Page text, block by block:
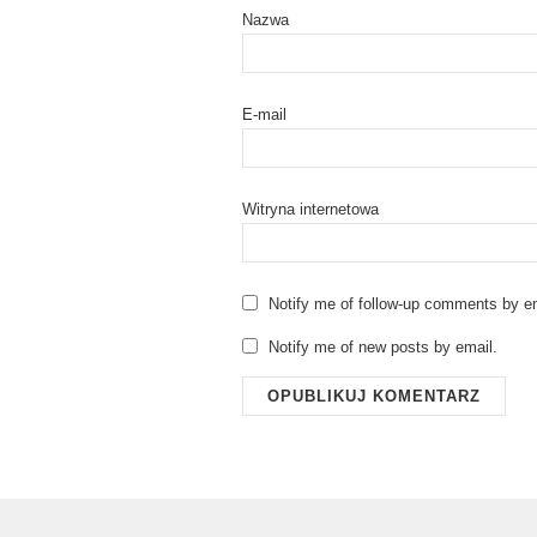
Nazwa
E-mail
Witryna internetowa
Notify me of follow-up comments by
Notify me of new posts by email.